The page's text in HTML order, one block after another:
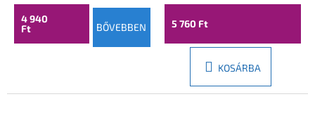
4 940
Ft
BŐVEBBEN 5 760 Ft
KOSÁRBA